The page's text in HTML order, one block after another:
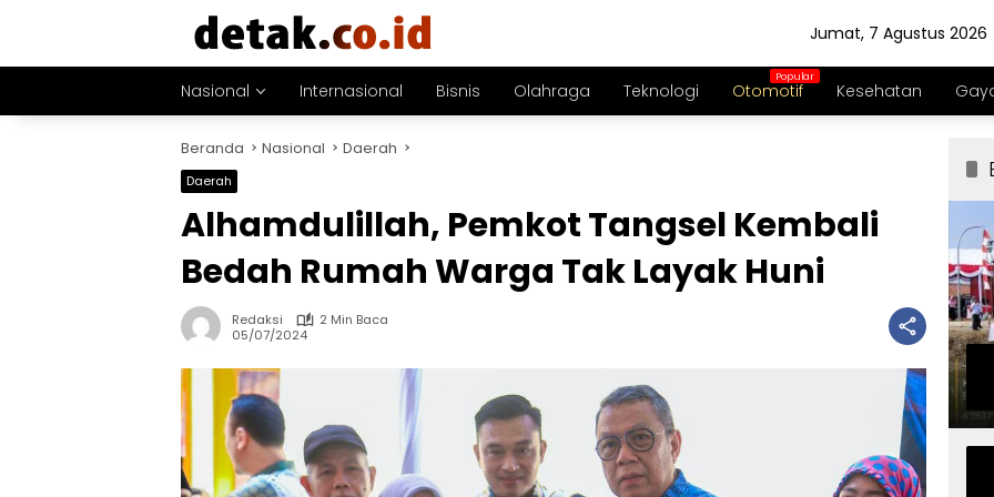
Jumat, 7 Agustus 2026
Nasional Internasional Bisnis Olahraga Teknologi Otomotif Kesehatan
Beranda Nasional Daerah
Daerah
Alhamdulillah, Pemkot Tangsel Kembali
Bedah Rumah Warga Tak Layak Huni
Redaksi
2 Min Baca
05/07/2024